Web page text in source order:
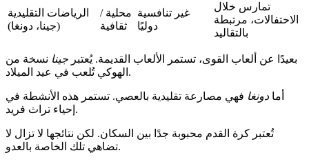
الرياضات التقليدية
(جينا، دونغا)
محلية /
ثقافية
غير تنافسية
دوليًا
تمارس خلال
الاحتفالات، مرتبطة
بالتقاليد
بعيدًا عن ألعاب القوى، تستمر الألعاب القديمة. يُعتبر جينا نسخة من
الهوكي تُلعب في عيد الميلاد.
أما دونغا فهي مصارعة تقليدية بالعصي. تستمر هذه الأنشطة في
إحياء تراث فريد.
تُعتبر كرة القدم محبوبة جدًا بين السكان. لكن نتائجها لا تزال لا
تضاهي تلك الخاصة بالعدو.